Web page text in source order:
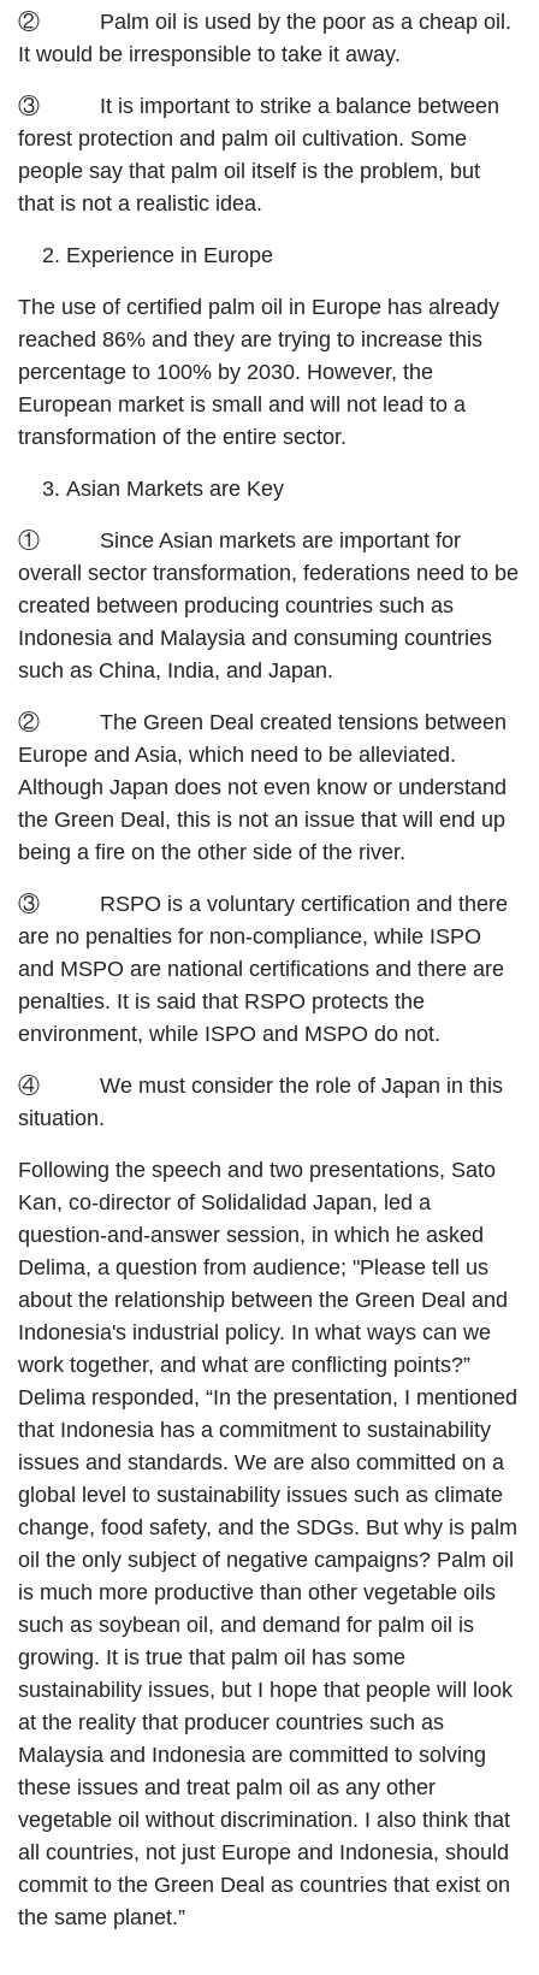
② Palm oil is used by the poor as a cheap oil.
It would be irresponsible to take it away.
③ It is important to strike a balance between
forest protection and palm oil cultivation. Some
people say that palm oil itself is the problem, but
that is not a realistic idea.
Experience in Europe
The use of certified palm oil in Europe has already
reached 86% and they are trying to increase this
percentage to 100% by 2030. However, the
European market is small and will not lead to a
transformation of the entire sector.
Asian Markets are Key
① Since Asian markets are important for
overall sector transformation, federations need to be
created between producing countries such as
Indonesia and Malaysia and consuming countries
such as China, India, and Japan.
② The Green Deal created tensions between
Europe and Asia, which need to be alleviated.
Although Japan does not even know or understand
the Green Deal, this is not an issue that will end up
being a fire on the other side of the river.
③ RSPO is a voluntary certification and there
are no penalties for non-compliance, while ISPO
and MSPO are national certifications and there are
penalties. It is said that RSPO protects the
environment, while ISPO and MSPO do not.
④ We must consider the role of Japan in this
situation.
Following the speech and two presentations, Sato
Kan, co-director of Solidalidad Japan, led a
question-and-answer session, in which he asked
Delima, a question from audience; "Please tell us
about the relationship between the Green Deal and
Indonesia's industrial policy. In what ways can we
work together, and what are conflicting points?”
Delima responded, “In the presentation, I mentioned
that Indonesia has a commitment to sustainability
issues and standards. We are also committed on a
global level to sustainability issues such as climate
change, food safety, and the SDGs. But why is palm
oil the only subject of negative campaigns? Palm oil
is much more productive than other vegetable oils
such as soybean oil, and demand for palm oil is
growing. It is true that palm oil has some
sustainability issues, but I hope that people will look
at the reality that producer countries such as
Malaysia and Indonesia are committed to solving
these issues and treat palm oil as any other
vegetable oil without discrimination. I also think that
all countries, not just Europe and Indonesia, should
commit to the Green Deal as countries that exist on
the same planet.”